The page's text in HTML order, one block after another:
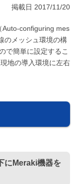
掲載日 2017/11/20
Auto-configuring mes
のメッシュ環境の構
で簡単に設定するこ
地の導入環境に左右
にMeraki機器を